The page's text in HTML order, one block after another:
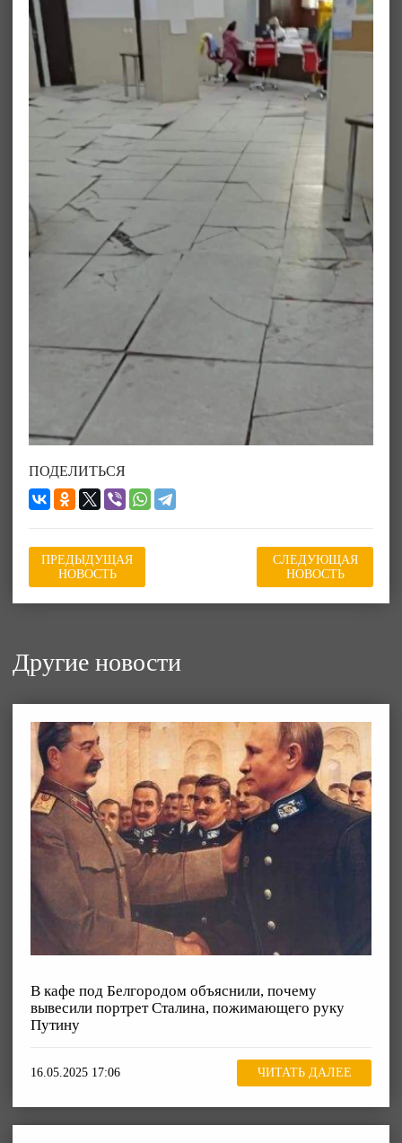
ПОДЕЛИТЬСЯ
ПРЕДЫДУЩАЯ
НОВОСТЬ
СЛЕДУЮЩАЯ
НОВОСТЬ
Другие новости
В кафе под Белгородом объяснили, почему
вывесили портрет Сталина, пожимающего руку
Путину
16.05.2025 17:06 ЧИТАТЬ ДАЛЕЕ